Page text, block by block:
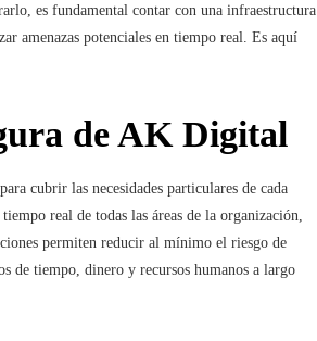
es fundamental contar con una infraestructura
amenazas potenciales en tiempo real. Es aquí
de AK Digital
cubrir las necesidades particulares de cada
real de todas las áreas de la organización,
permiten reducir al mínimo el riesgo de
de tiempo, dinero y recursos humanos a largo